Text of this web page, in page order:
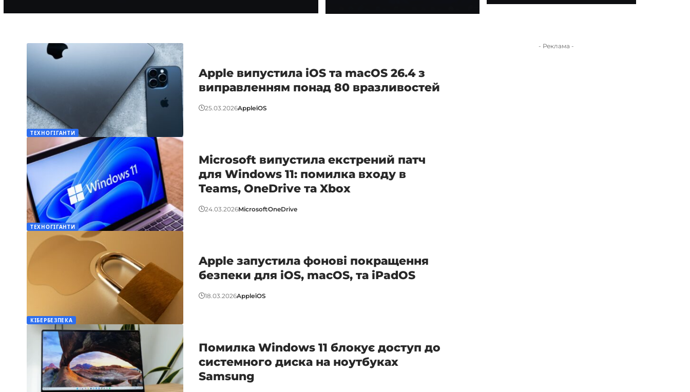
ТЕХНОГІГАНТИ
Apple випустила iOS та macOS 26.4 з
виправленням понад 80 вразливостей
25.03.2026AppleiOS
ТЕХНОГІГАНТИ
Microsoft випустила екстрений патч
для Windows 11: помилка входу в
Teams, OneDrive та Xbox
24.03.2026MicrosoftOneDrive
КІБЕРБЕЗПЕКА
Apple запустила фонові покращення
безпеки для iOS, macOS, та iPadOS
18.03.2026AppleiOS
Помилка Windows 11 блокує доступ до
системного диска на ноутбуках
Samsung
- Реклама -